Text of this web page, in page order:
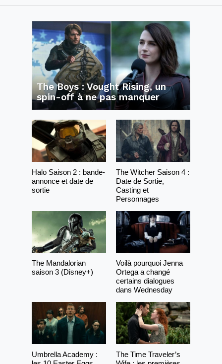
The Boys : Vought Rising, un
spin-off à ne pas manquer
Halo Saison 2 : bande-
annonce et date de
sortie
The Witcher Saison 4 :
Date de Sortie,
Casting et
Personnages
The Mandalorian
saison 3 (Disney+)
Voilà pourquoi Jenna
Ortega a changé
certains dialogues
dans Wednesday
Umbrella Academy :
The Time Traveler’s